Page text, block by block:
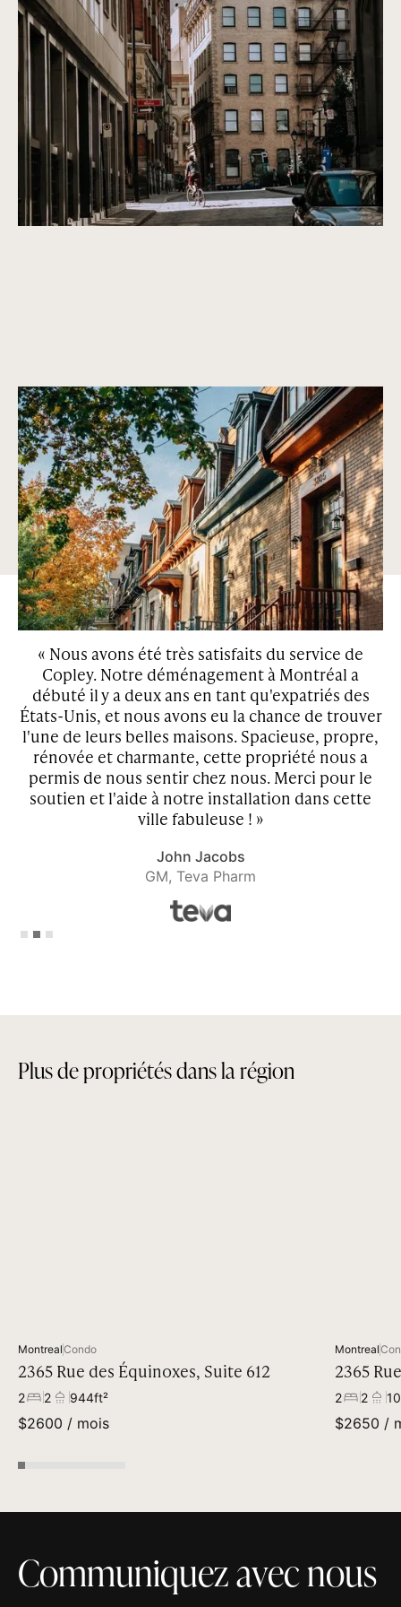
L'architecture la plus dynamique du Canada
Properties that are not only beautiful now, but will remain
beautiful in the future. We only purchase properties that are
built to last, with a timeless design and high-quality
construction.
Une longue et belle histoire
Condos et maisons situés au centre des quartiers les plus
recherchés de Montréal et de Toronto. Nos propriétés sont
entourées d'espaces verts et bon nombre d'entre elles ont
des caractéristiques telles que des jardins privés, des patios
et des cours.
« Nous avons été très satisfaits du service de
Copley. Notre déménagement à Montréal a
débuté il y a deux ans en tant qu'expatriés des
États-Unis, et nous avons eu la chance de trouver
l'une de leurs belles maisons. Spacieuse, propre,
rénovée et charmante, cette propriété nous a
permis de nous sentir chez nous. Merci pour le
soutien et l'aide à notre installation dans cette
ville fabuleuse ! »
John Jacobs
GM, Teva Pharm
Slide 2 of 3.
Plusdepropriétésdanslarégion
MontrealCondo
2365 Rue des Équinoxes, Suite 612
2 2 944ft²
$2600 / mois
Montreal
2365
2 2
$2650 /
Communiquez avec nous